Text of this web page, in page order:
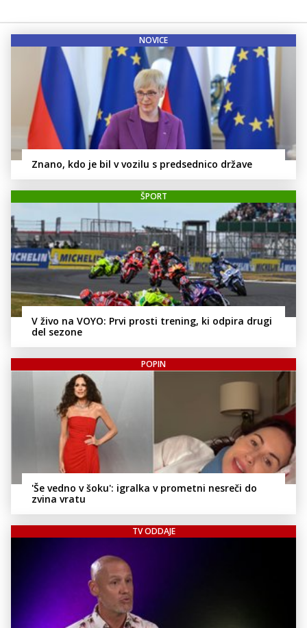
NOVICE
Znano, kdo je bil v vozilu s predsednico države
ŠPORT
V živo na VOYO: Prvi prosti trening, ki odpira drugi
del sezone
POPIN
'Še vedno v šoku': igralka v prometni nesreči do
zvina vratu
TV ODDAJE